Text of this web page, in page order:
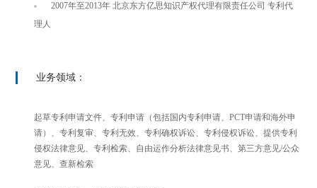
2007年至2013年 北京东方亿思知识产权代理有限责任公司 专利代
理人
业务领域：
起草专利申请文件、专利申请（包括国内专利申请、PCT申请和海外申
请）、专利复审、专利无效、专利确权诉讼、专利侵权诉讼、提供专利
侵权法律意见、专利检索、自由运作分析法律意见书、第三方意见/公众
意见、查新检索